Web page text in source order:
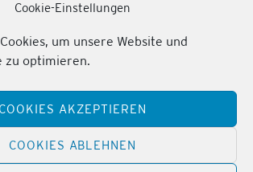
Cookie-Einstellungen
um unsere Website und
zu optimieren.
COOKIES AKZEPTIEREN
COOKIES ABLEHNEN
2202
81213100
2202/22